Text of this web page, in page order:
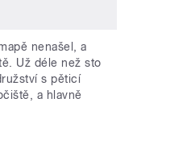
nenašel, a
Už déle než sto
s pěticí
a hlavně